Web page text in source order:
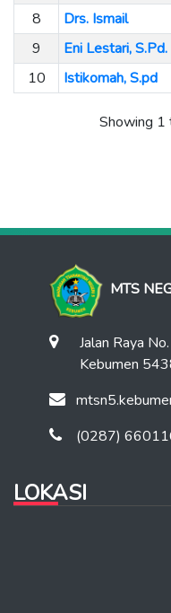
8
Drs. Ismail
9
Eni Lestari, S.Pd.
10
Istikomah, S.pd
Showing
MTS
Jalan Raya
Kebumen
(0287)
LOKASI